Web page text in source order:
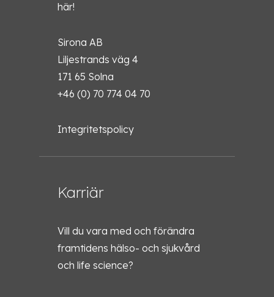
här!
Sirona AB
Liljestrands väg 4
171 65 Solna
+46 (0) 70 774 04 70
Integritetspolicy
Karriär
Vill du vara med och förändra
framtidens hälso- och sjukvård
och life science?